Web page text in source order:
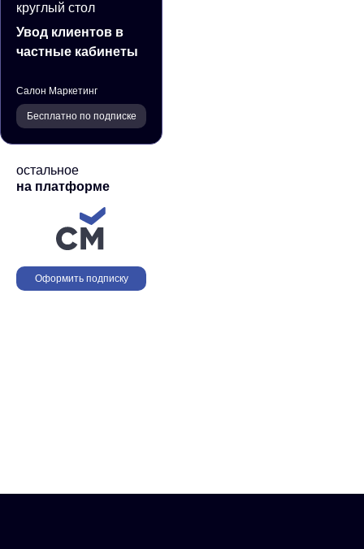
круглый стол
Увод клиентов в
частные кабинеты
Бесплатно по подписке
Салон Маркетинг
остальное
на платформе
Оформить подписку